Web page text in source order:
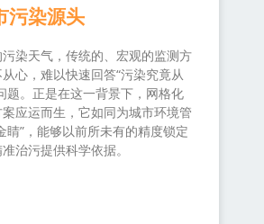
污染源头
染天气，传统的、宏观的监测方
心，难以快速回答“污染究竟从
题。正是在这一背景下，网格化
应运而生，它如同为城市环境管
睛”，能够以前所未有的精度锁定
治污提供科学依据。